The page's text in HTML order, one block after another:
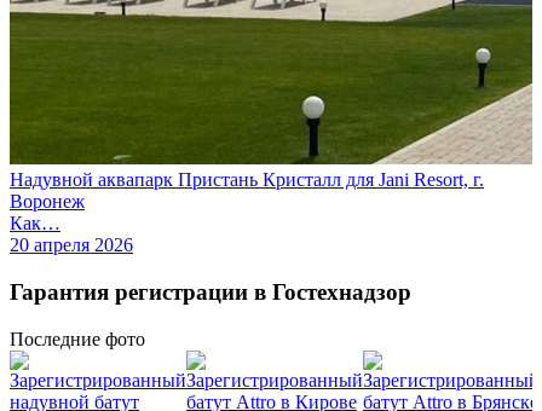
Надувной аквапарк Пристань Кристалл для Jani Resort, г.
Воронеж
Как…
20 апреля 2026
Гарантия регистрации в Гостехнадзор
Последние фото